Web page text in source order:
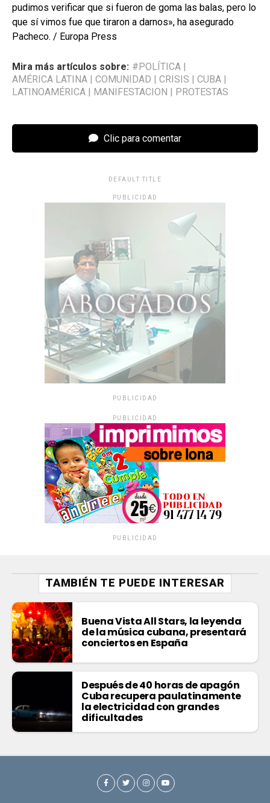
pudimos verificar que si fueron de goma las balas, pero lo
que sí vimos fue que tiraron a darnos», ha asegurado
Pacheco. / Europa Press
Mira más artículos sobre: #POLÍTICA
AMÉRICA LATINA
COMUNIDAD CRISIS CUBA
LATINOAMÉRICA
MANIFESTACION PROTESTAS
Clic para comentar
DEFAULT TITLE
PUBLICIDAD
PUBLICIDAD
PUBLICIDAD
PUBLICIDAD
TAMBIÉN TE PUEDE INTERESAR
Buena Vista All Stars, la leyenda
de la música cubana, presentará
conciertos en España
Después de 40 horas de apagón
Cuba recupera paulatinamente
la electricidad con grandes
dificultades